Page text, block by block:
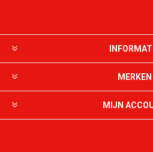
MERKEN
MIJN